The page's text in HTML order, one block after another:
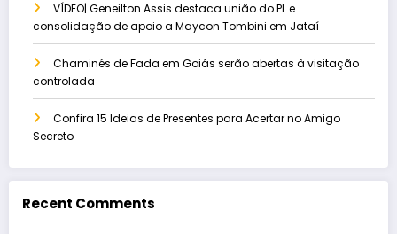
VÍDEO| Geneilton Assis destaca união do PL e
consolidação de apoio a Maycon Tombini em Jataí
Chaminés de Fada em Goiás serão abertas à visitação
controlada
Confira 15 Ideias de Presentes para Acertar no Amigo
Secreto
Recent Comments